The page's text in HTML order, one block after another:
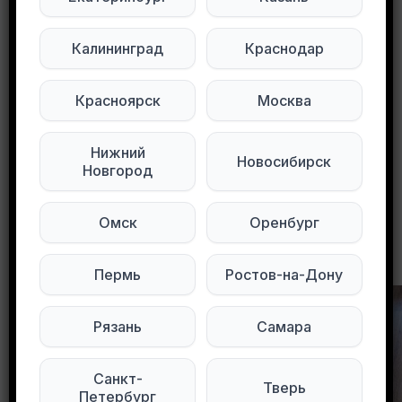
сетях:
Мы в Telegram
Мы в ВКонтакте
0 67 просмотров
Другие объявления в этом городе
Калининград Краснодар
Красноярск Москва
Нижний
Новгород
Новосибирск
Омск Оренбург
Пермь Ростов-на-Дону
Рязань Самара
Санкт-
Петербург
Тверь